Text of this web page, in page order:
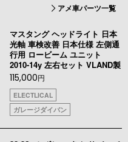
アメ車パーツ一覧
マスタング ヘッドライト 日本
光軸 車検改善 日本仕様 左側通
行用 ロービーム ユニット
2010-14y 左右セット VLAND製
115,000円
ELECTLICAL
ガレージダイバン